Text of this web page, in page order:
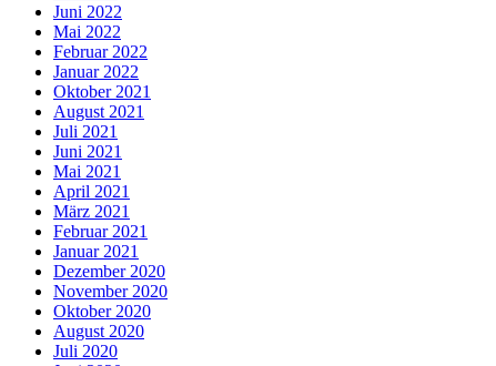
Juni 2022
Mai 2022
Februar 2022
Januar 2022
Oktober 2021
August 2021
Juli 2021
Juni 2021
Mai 2021
April 2021
März 2021
Februar 2021
Januar 2021
Dezember 2020
November 2020
Oktober 2020
August 2020
Juli 2020